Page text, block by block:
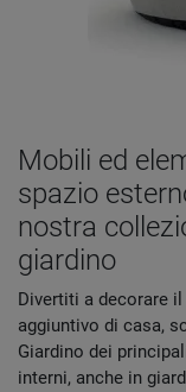
Mobili ed
spazio
nostra
giardino
Divertiti a decorare
aggiuntivo di casa,
Giardino dei
interni, anche in